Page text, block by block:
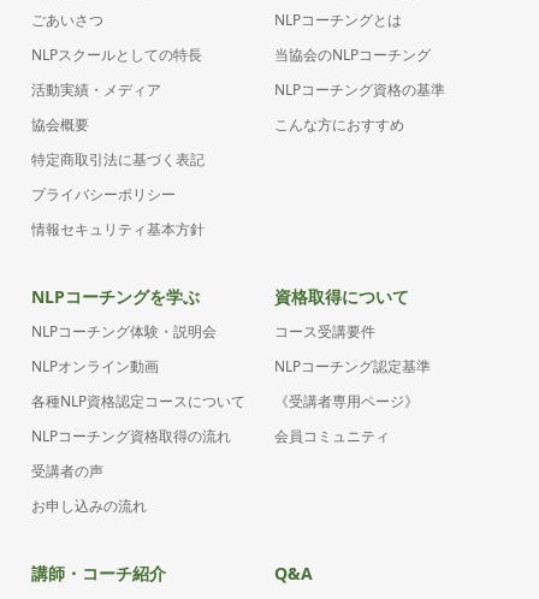
ごあいさつ
NLPスクールとしての特長
活動実績・メディア
協会概要
特定商取引法に基づく表記
プライバシーポリシー
情報セキュリティ基本方針
NLPコーチングとは
当協会のNLPコーチング
NLPコーチング資格の基準
こんな方におすすめ
NLPコーチングを学ぶ
NLPコーチング体験・説明会
NLPオンライン動画
各種NLP資格認定コースについて
NLPコーチング資格取得の流れ
受講者の声
お申し込みの流れ
資格取得について
コース受講要件
NLPコーチング認定基準
《受講者専用ページ》
会員コミュニティ
講師・コーチ紹介 Q&A